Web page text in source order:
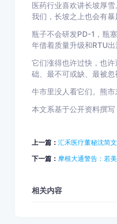
医药行业喜欢讲长坡厚
我们，长坡之上也会有
瓶子不会研发PD-1，瓶
年借着质量升级和RTU
它们涨得也许过快，也
础、最不可或缺、最被忽
牛市里没人看它们。熊市
本文系基于公开资料撰写
上一篇： 汇禾医疗董秘沈简
下一篇： 摩根大通警告：若
相关内容